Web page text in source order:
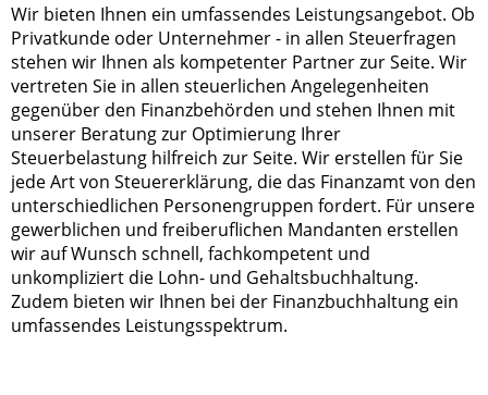
Wir bieten Ihnen ein umfassendes Leist­ungs­an­ge­bot. Ob
Privatkunde oder Un­ter­nehm­er - in allen Steuerfragen
stehen wir Ihnen als kompetenter Partner zur Seite. Wir
vertreten Sie in allen steuerlichen An­ge­leg­en­heit­en
gegenüber den Fi­nanz­be­hör­den und stehen Ihnen mit
unserer Beratung zur Optimierung Ihrer
Steuerbelastung hilfreich zur Seite. Wir erstellen für Sie
jede Art von Steu­er­er­klär­ung, die das Finanzamt von den
unterschiedlichen Personengruppen fordert. Für unsere
gewerblichen und freiberuflichen Mandanten erstellen
wir auf Wunsch schnell, fachkompetent und
unkompliziert die Lohn- und Gehaltsbuchhaltung.
Zudem bieten wir Ihnen bei der Fi­nanz­buch­halt­­ung ein
umfassendes Leistungsspektrum.